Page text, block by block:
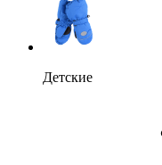
Детские